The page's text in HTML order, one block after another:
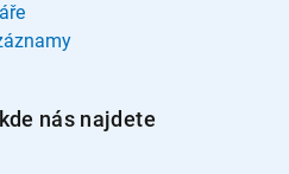
nás najdete